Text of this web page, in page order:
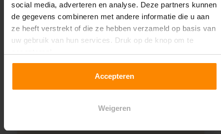
social media, adverteren en analyse. Deze partners kunnen
de gegevens combineren met andere informatie die u aan
ze heeft verstrekt of die ze hebben verzameld op basis van
uw gebruik van hun services. Druk op de knop om te
Accepteren
Weigeren
Een maat die niet op de site staat? Hogere
experts werken het graag uit! Maatwerk is onze
specialiteit!